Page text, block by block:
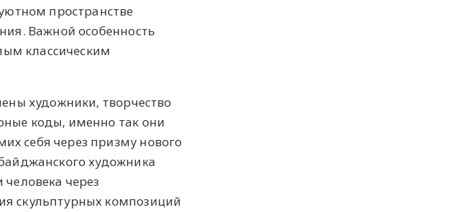
пространстве
Важной особенность
классическим
художники, творчество
коды, именно так они
себя через призму нового
художника
через
скульптурных композиций